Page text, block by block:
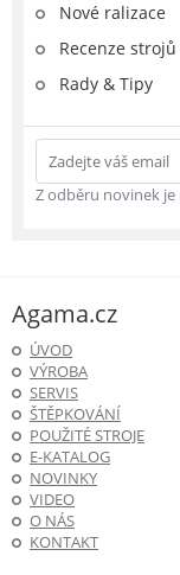
Nové ralizace
Recenze strojů
Rady & Tipy
Z odběru novinek
Agama.cz
ÚVOD
VÝROBA
SERVIS
ŠTĚPKOVÁNÍ
POUŽITÉ STROJE
E-KATALOG
NOVINKY
VIDEO
O NÁS
KONTAKT